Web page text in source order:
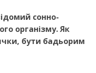
сонно-
організму. Як
бути бадьорим